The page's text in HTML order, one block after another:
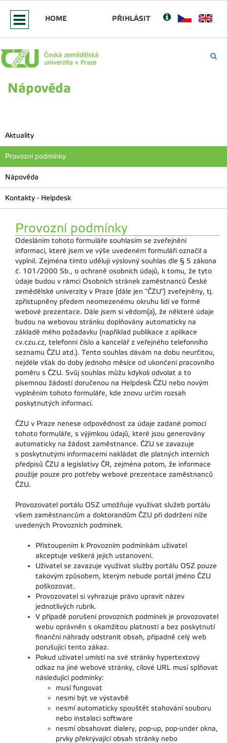
HOME PŘIHLÁSIT
Nápověda
Aktuality
Provozní podmínky
Nápověda
Kontakty - Helpdesk
Provozní podmínky
Odesláním tohoto formuláře souhlasím se zveřejnění
informací, které jsem ve výše uvedeném formuláři označil a
vyplnil. Zejména tímto uděluji výslovný souhlas dle § 5 zákona
č. 101/2000 Sb., o ochraně osobních údajů, k tomu, že tyto
údaje budou v rámci Osobních stránek zaměstnanců České
zemědělské univerzity v Praze (dále jen "ČZU") zveřejněny, tj.
zpřístupněny předem neomezenému okruhu lidí ve formě
webové prezentace. Dále jsem si vědom(a), že některé údaje
budou na webovou stránku doplňovány automaticky na
základě mého požadavku (například publikace z aplikace
cv.czu.cz, telefonní číslo a kancelář z veřejného telefonního
seznamu ČZU atd.). Tento souhlas dávám na dobu neurčitou,
nejdéle však do doby jednoho měsíce od ukončení pracovního
poměru s ČZU. Svůj souhlas můžu kdykoli odvolat a to
písemnou žádostí doručenou na Helpdesk ČZU nebo novým
vyplněním tohoto formuláře, kde znovu určím rozsah
poskytnutých informací.
ČZU v Praze nenese odpovědnost za údaje zadané pomocí
tohoto formuláře, s výjimkou údajů, které jsou generovány
automaticky na žádost zaměstnance. ČZU se zavazuje
s poskytnutými informacemi nakládat dle platných interních
předpisů ČZU a legislativy ČR, zejména potom, že informace
použije pouze pro potřeby webové prezentace zaměstnanců
ČZU.
Provozovatel portálu OSZ umožňuje využívat služeb portálu
všem zaměstnancům a doktorandům ČZU při dodržení níže
uvedených Provozních podmínek.
Přistoupením k Provozním podmínkám uživatel
akceptuje veškerá jejich ustanovení.
Uživatel se zavazuje využívat služby portálu OSZ pouze
takovým způsobem, kterým nebude portál jméno ČZU
poškozovat.
Provozovatel si vyhrazuje právo upravit název
jednotlivých rubrik.
V případě porušení provozních podmínek je provozovatel
webu oprávněn s okamžitou platností a bez poskytnutí
finanční náhrady odstranit obsah, případně celý web
porušující tento zákaz.
Pokud uživatel umístí na své stránky hypertextový
odkaz na jiné webové stránky, cílové URL musí splňovat
následující podmínky:
musí fungovat
nesmí být ve výstavbě
nesmí automaticky spouštět stahování souboru
nebo instalaci software
nesmí obsahovat dialery, pop-up, pop-under okna,
prvky překrývající obsah stránky nebo